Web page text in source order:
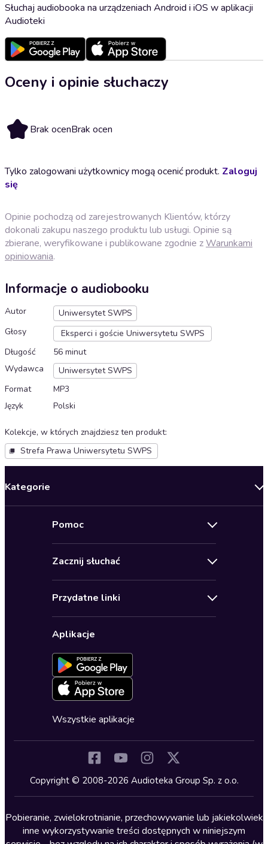
Słuchaj audiobooka na urządzeniach Android i iOS w aplikacji
Audioteki
Oceny i opinie słuchaczy
Brak ocenBrak ocen
Tylko zalogowani użytkownicy mogą ocenić produkt. Zaloguj
się
Opinie pochodzą od zarejestrowanych Klientów, którzy
dokonali zakupu naszego produktu lub usługi. Opinie są
zbierane, weryfikowane i publikowane zgodnie zWarunkami
opiniowania.
Informacje o audiobooku
Autor
Uniwersytet SWPS
Głosy
Eksperci i goście Uniwersytetu SWPS
Długość
56 minut
Wydawca
Uniwersytet SWPS
Format
MP3
Język
Polski
Kolekcje, w których znajdziesz ten produkt:
Strefa Prawa Uniwersytetu SWPS
Kategorie
Biznes, marketing, ekonomia
Dla młodzieży
Kryminały
Lektury szkolne
Literatura anglojęzyczna
Literatura faktu
Pomoc
Pomoc
Ustawienia prywatności
Formularz zgłaszania nielegalnych treści
Deklaracja dostępności
Zacznij słuchać
Karnety
Oferta dla firm i bibliotek
Przydatne linki
Dołącz do newslettera
Blog
Zapowiedzi
Cykle audiobooków
Aplikacje
Wszystkie aplikacje
Copyright © 2008-2026 Audioteka Group Sp. z o.o.
Pobieranie, zwielokrotnianie, przechowywanie lub jakiekolwiek
inne wykorzystywanie treści dostępnych w niniejszym